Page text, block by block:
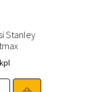
Stanley